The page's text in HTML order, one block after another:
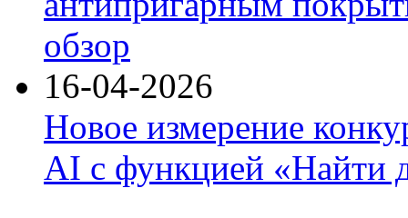
обзор
16-04-2026
Новое измерение
AI с функцией «Найти